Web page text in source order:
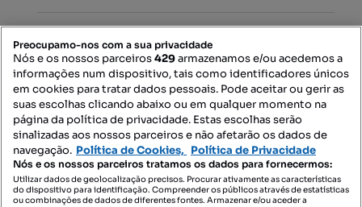
Mapa do Site
Contacte-nos
SIGA-NOS:
Preocupamo-nos com a sua privacidade
Nós e os nossos parceiros429armazenamos e/ou acedemos a
informações num dispositivo, tais como identificadores únicos
em cookies para tratar dados pessoais. Pode aceitar ou gerir as
suas escolhas clicando abaixo ou em qualquer momento na
página da política de privacidade. Estas escolhas serão
sinalizadas aos nossos parceiros e não afetarão os dados de
navegação. Política de Cookies, Política de Privacidade
Nós e os nossos parceiros tratamos os dados para fornecermos:
Utilizar dados de geolocalização precisos. Procurar ativamente as características
do dispositivo para identificação. Compreender os públicos através de estatísticas
ou combinações de dados de diferentes fontes. Armazenar e/ou aceder a